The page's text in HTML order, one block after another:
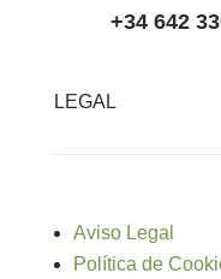
+34 642
LEGAL
Aviso Legal
Política de